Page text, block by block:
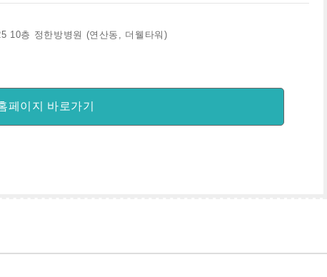
10층 정한방병원 (연산동, 더웰타워)
페이지 바로가기